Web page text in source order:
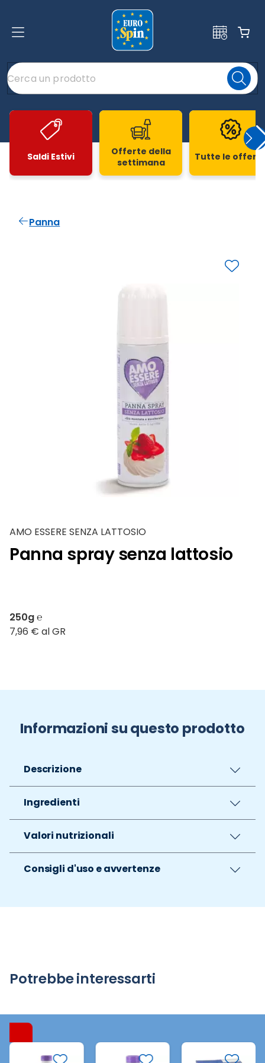
Saldi Estivi
Offerte della
settimana
Tutte le
Panna
AMO ESSERE SENZA LATTOSIO
Panna spray senza lattosio
250g ℮
7,96 € al GR
Informazioni su questo prodotto
Descrizione
Ingredienti
Valori nutrizionali
Consigli d'uso e avvertenze
Potrebbe interessarti